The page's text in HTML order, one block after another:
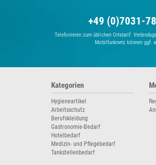
+49 (0)7031-
Telefonieren zum üblichen Ortstarif.
Mobilfunknetz können ggf.
Kategorien
Hygieneartikel
Arbeitsschutz
Berufskleidung
Gastronomie-Bedarf
Hotelbedarf
Medizin- und Pflegebedarf
Tankstellenbedarf